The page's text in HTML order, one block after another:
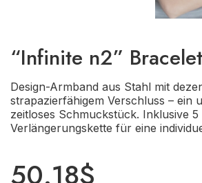
“Infinite n2”
Design-Armband aus Stahl mit
strapazierfähigem Verschluss – ein
zeitloses Schmuckstück. Inklusive
Verlängerungskette für eine
50.18$